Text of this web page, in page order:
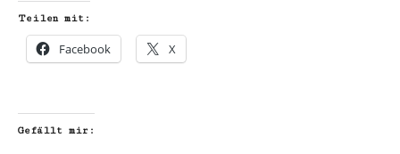
Teilen mit:
Facebook X
Gefällt mir: